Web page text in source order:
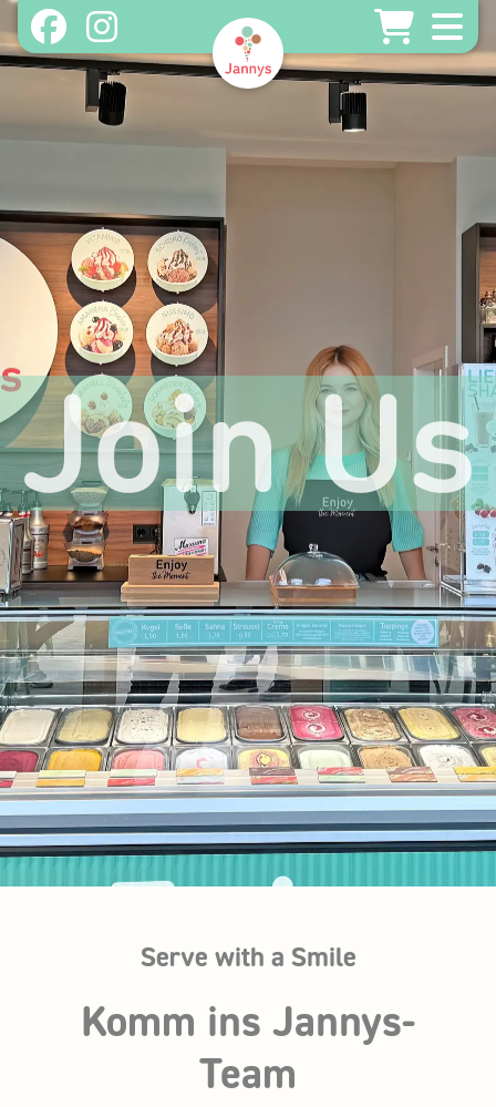
Shopfinder
Gutscheine - Online Store
Franchisepartner werden
Bei Jannys arbeiten
Serve with a Smile
Komm ins Jannys-
Team